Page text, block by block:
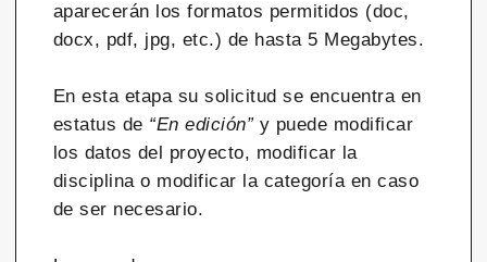
aparecerán los formatos permitidos (doc,
docx, pdf, jpg, etc.) de hasta 5 Megabytes.
En esta etapa su solicitud se encuentra en
estatus de “En edición”y puede modificar
los datos del proyecto, modificar la
disciplina o modificar la categoría en caso
de ser necesario.